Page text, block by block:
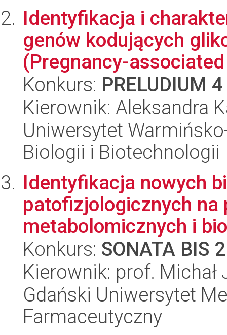
Identyfikacja i
genów kodujących
(Pregnancy-
Konkurs: PRELUDIUM 4
Kierownik: Aleksandra
Uniwersytet
Biologii i Biotechnologii
Identyfikacja nowych
patofizjologicznych
metabolomicznych i
Konkurs: SONATA BIS 2
Kierownik: prof.
Gdański Uniwersytet
Farmaceutyczny